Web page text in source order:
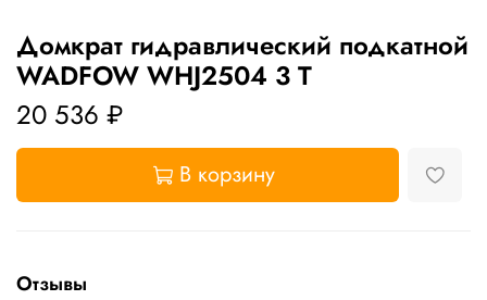
Домкрат гидравлический подкатной
WADFOW WHJ2504 3 Т
20 536 ₽
В корзину
Отзывы